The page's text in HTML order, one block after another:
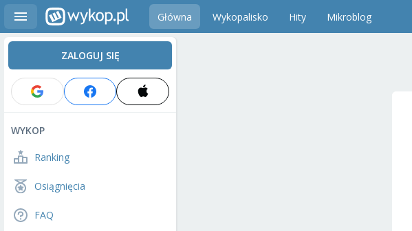
Główna Wykopalisko Hity Mikroblog
ZALOGUJ SIĘ
WYKOP
Ranking
Osiągnięcia
FAQ